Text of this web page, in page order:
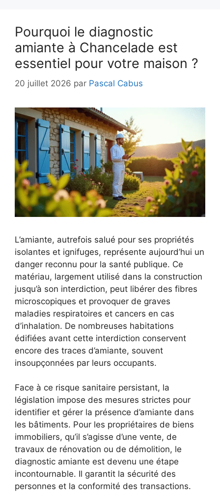
Pourquoi le diagnostic
amiante à Chancelade est
essentiel pour votre maison ?
20 juillet 2026 par Pascal Cabus
L’amiante, autrefois salué pour ses propriétés
isolantes et ignifuges, représente aujourd’hui un
danger reconnu pour la santé publique. Ce
matériau, largement utilisé dans la construction
jusqu’à son interdiction, peut libérer des fibres
microscopiques et provoquer de graves
maladies respiratoires et cancers en cas
d’inhalation. De nombreuses habitations
édifiées avant cette interdiction conservent
encore des traces d’amiante, souvent
insoupçonnées par leurs occupants.
Face à ce risque sanitaire persistant, la
législation impose des mesures strictes pour
identifier et gérer la présence d’amiante dans
les bâtiments. Pour les propriétaires de biens
immobiliers, qu’il s’agisse d’une vente, de
travaux de rénovation ou de démolition, le
diagnostic amiante est devenu une étape
incontournable. Il garantit la sécurité des
personnes et la conformité des transactions.